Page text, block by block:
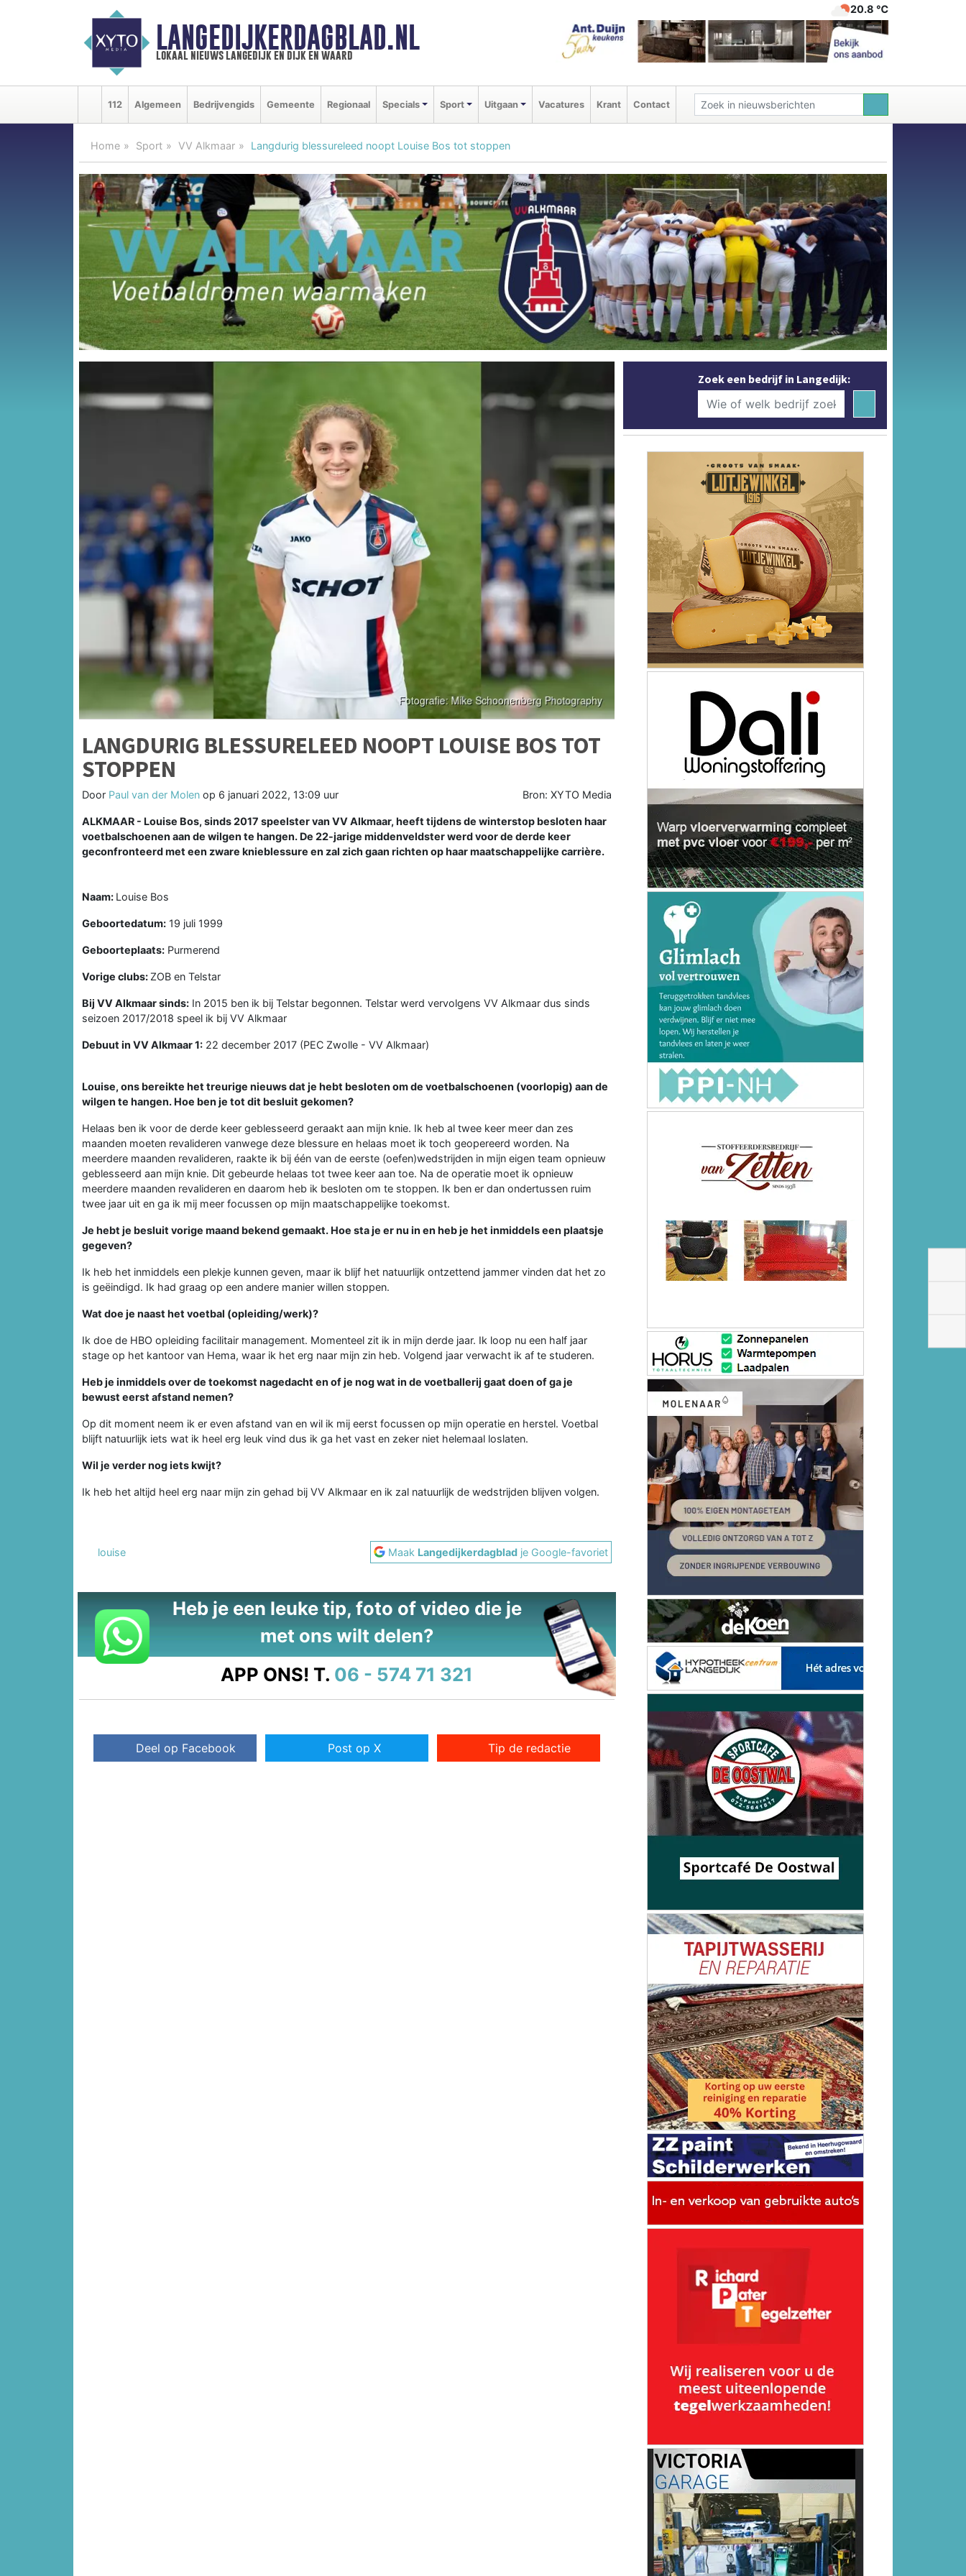
LANGEDIJKERDAGBLAD.NL
lokaal nieuws langedijk en dijk en waard
20.8 ℃
112 Algemeen Bedrijvengids Gemeente Regionaal Specials Sport Uitgaan Vacatures Krant Contact
Home Sport VV Alkmaar Langdurig blessureleed noopt Louise Bos tot stoppen
LANGDURIG BLESSURELEED NOOPT LOUISE BOS TOT
STOPPEN
Door Paul van der Molen op 6 januari 2022, 13:09 uur Bron: XYTO Media
ALKMAAR - Louise Bos, sinds 2017 speelster van VV Alkmaar, heeft tijdens de winterstop besloten haar
voetbalschoenen aan de wilgen te hangen. De 22-jarige middenveldster werd voor de derde keer
geconfronteerd met een zware knieblessure en zal zich gaan richten op haar maatschappelijke carrière.
Naam: Louise Bos
Geboortedatum: 19 juli 1999
Geboorteplaats: Purmerend
Vorige clubs: ZOB en Telstar
Bij VV Alkmaar sinds: In 2015 ben ik bij Telstar begonnen. Telstar werd vervolgens VV Alkmaar dus sinds
seizoen 2017/2018 speel ik bij VV Alkmaar
Debuut in VV Alkmaar 1: 22 december 2017 (PEC Zwolle - VV Alkmaar)
Louise, ons bereikte het treurige nieuws dat je hebt besloten om de voetbalschoenen (voorlopig) aan de
wilgen te hangen. Hoe ben je tot dit besluit gekomen?
Helaas ben ik voor de derde keer geblesseerd geraakt aan mijn knie. Ik heb al twee keer meer dan zes
maanden moeten revalideren vanwege deze blessure en helaas moet ik toch geopereerd worden. Na
meerdere maanden revalideren, raakte ik bij één van de eerste (oefen)wedstrijden in mijn eigen team opnieuw
geblesseerd aan mijn knie. Dit gebeurde helaas tot twee keer aan toe. Na de operatie moet ik opnieuw
meerdere maanden revalideren en daarom heb ik besloten om te stoppen. Ik ben er dan ondertussen ruim
twee jaar uit en ga ik mij meer focussen op mijn maatschappelijke toekomst.
Je hebt je besluit vorige maand bekend gemaakt. Hoe sta je er nu in en heb je het inmiddels een plaatsje
gegeven?
Ik heb het inmiddels een plekje kunnen geven, maar ik blijf het natuurlijk ontzettend jammer vinden dat het zo
is geëindigd. Ik had graag op een andere manier willen stoppen.
Wat doe je naast het voetbal (opleiding/werk)?
Ik doe de HBO opleiding facilitair management. Momenteel zit ik in mijn derde jaar. Ik loop nu een half jaar
stage op het kantoor van Hema, waar ik het erg naar mijn zin heb. Volgend jaar verwacht ik af te studeren.
Heb je inmiddels over de toekomst nagedacht en of je nog wat in de voetballerij gaat doen of ga je
bewust eerst afstand nemen?
Op dit moment neem ik er even afstand van en wil ik mij eerst focussen op mijn operatie en herstel. Voetbal
blijft natuurlijk iets wat ik heel erg leuk vind dus ik ga het vast en zeker niet helemaal loslaten.
Wil je verder nog iets kwijt?
Ik heb het altijd heel erg naar mijn zin gehad bij VV Alkmaar en ik zal natuurlijk de wedstrijden blijven volgen.
louise Maak Langedijkerdagblad je Google-favoriet
Heb je een leuke tip, foto of video die je
met ons wilt delen?
APP ONS! T. 06 - 574 71 321
Deel op Facebook Post op X Tip de redactie
Zoek een bedrijf in Langedijk: